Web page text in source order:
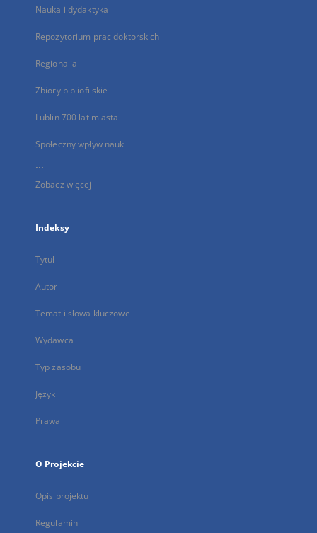
Nauka i dydaktyka
Repozytorium prac doktorskich
Regionalia
Zbiory bibliofilskie
Lublin 700 lat miasta
Społeczny wpływ nauki
...
Zobacz więcej
Indeksy
Tytuł
Autor
Temat i słowa kluczowe
Wydawca
Typ zasobu
Język
Prawa
O Projekcie
Opis projektu
Regulamin